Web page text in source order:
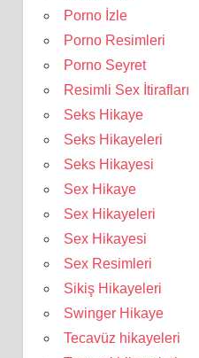
Porno İzle
Porno Resimleri
Porno Seyret
Resimli Sex İtirafları
Seks Hikaye
Seks Hikayeleri
Seks Hikayesi
Sex Hikaye
Sex Hikayeleri
Sex Hikayesi
Sex Resimleri
Sikiş Hikayeleri
Swinger Hikaye
Tecavüz hikayeleri